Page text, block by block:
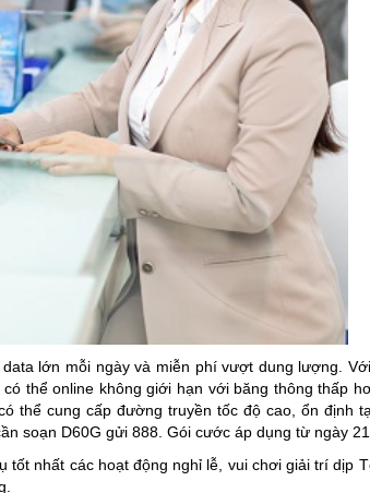
lớn mỗi ngày và miễn phí vượt dung lượng.
thể online không giới hạn với băng thông thấp
thể cung cấp đường truyền tốc độ cao, ổn định
soạn D60G gửi 888. Gói cước áp dụng từ ngày
nhất các hoạt động nghỉ lễ, vui chơi giải trí dịp